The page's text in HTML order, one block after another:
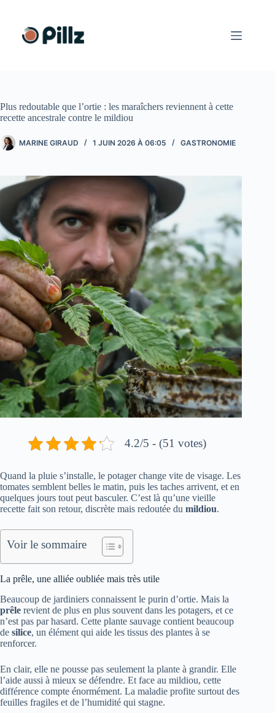
contenu
Plus redoutable que l’ortie : les maraîchers reviennent à cette
recette ancestrale contre le mildiou
MARINE GIRAUD 1 JUIN 2026 À 06:05 GASTRONOMIE
4.2/5 - (51 votes)
Quand la pluie s’installe, le potager change vite de visage. Les
tomates semblent belles le matin, puis les taches arrivent, et en
quelques jours tout peut basculer. C’est là qu’une vieille
recette fait son retour, discrète mais redoutée du mildiou.
Voir le sommaire
La prêle, une alliée oubliée mais très utile
Beaucoup de jardiniers connaissent le purin d’ortie. Mais la
prêle revient de plus en plus souvent dans les potagers, et ce
n’est pas par hasard. Cette plante sauvage contient beaucoup
de silice, un élément qui aide les tissus des plantes à se
renforcer.
En clair, elle ne pousse pas seulement la plante à grandir. Elle
l’aide aussi à mieux se défendre. Et face au mildiou, cette
différence compte énormément. La maladie profite surtout des
feuilles fragiles et de l’humidité qui stagne.